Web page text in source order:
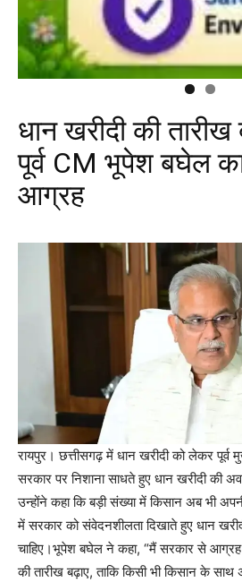
धान खरीदी की
पूर्व CM भूपेश बघेल
आग्रह
रायपुर। छत्तीसगढ़ में धान खरीदी को लेकर पूर्व
सरकार पर निशाना साधते हुए धान खरीदी की
उन्होंने कहा कि बड़ी संख्या में किसान अब भी
में सरकार को संवेदनशीलता दिखाते हुए धान
चाहिए।भूपेश बघेल ने कहा, “मैं सरकार से आग्रह
की तारीख बढ़ाए, ताकि किसी भी किसान के साथ